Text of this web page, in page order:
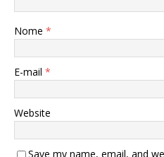
Nome *
E-mail *
Website
Save my name, email, and